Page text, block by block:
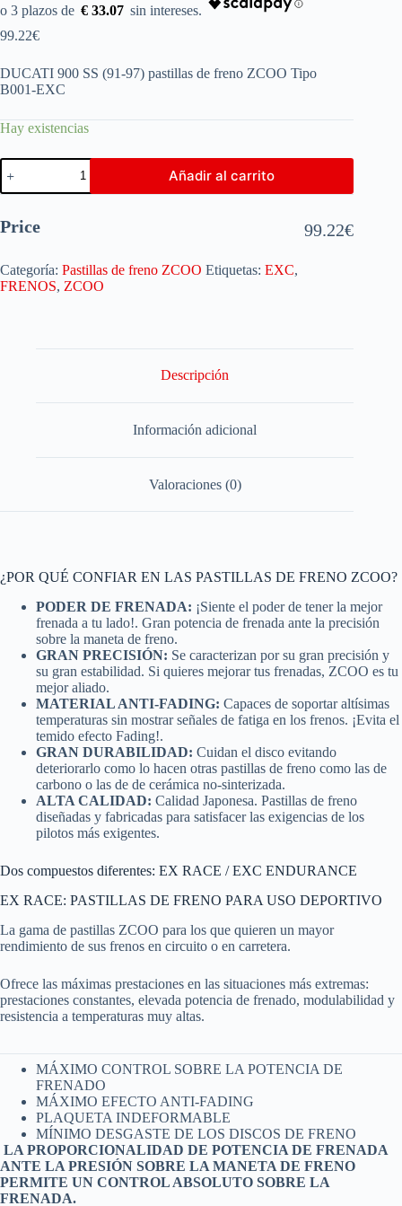
€ 33.07
99.22€
DUCATI 900 SS (91-97) pastillas de freno ZCOO Tipo
B001-EXC
Hay existencias
Añadir al carrito
Price 99.22€
Categoría: Pastillas de freno ZCOO Etiquetas: EXC,
FRENOS, ZCOO
Descripción
Información adicional
Valoraciones (0)
¿POR QUÉ CONFIAR EN LAS PASTILLAS DE FRENO ZCOO?
PODER DE FRENADA: ¡Siente el poder de tener la mejor
frenada a tu lado!. Gran potencia de frenada ante la precisión
sobre la maneta de freno.
GRAN PRECISIÓN: Se caracterizan por su gran precisión y
su gran estabilidad. Si quieres mejorar tus frenadas, ZCOO es tu
mejor aliado.
MATERIAL ANTI-FADING: Capaces de soportar altísimas
temperaturas sin mostrar señales de fatiga en los frenos. ¡Evita el
temido efecto Fading!.
GRAN DURABILIDAD: Cuidan el disco evitando
deteriorarlo como lo hacen otras pastillas de freno como las de
carbono o las de de cerámica no-sinterizada.
ALTA CALIDAD: Calidad Japonesa. Pastillas de freno
diseñadas y fabricadas para satisfacer las exigencias de los
pilotos más exigentes.
Dos compuestos diferentes: EX RACE / EXC ENDURANCE
EX RACE: PASTILLAS DE FRENO PARA USO DEPORTIVO
La gama de pastillas ZCOO para los que quieren un mayor
rendimiento de sus frenos en circuito o en carretera.
Ofrece las máximas prestaciones en las situaciones más extremas:
prestaciones constantes, elevada potencia de frenado, modulabilidad y
resistencia a temperaturas muy altas.
MÁXIMO CONTROL SOBRE LA POTENCIA DE
FRENADO
MÁXIMO EFECTO ANTI-FADING
PLAQUETA INDEFORMABLE
MÍNIMO DESGASTE DE LOS DISCOS DE FRENO
LA PROPORCIONALIDAD DE POTENCIA DE FRENADA
ANTE LA PRESIÓN SOBRE LA MANETA DE FRENO
PERMITE UN CONTROL ABSOLUTO SOBRE LA
FRENADA.